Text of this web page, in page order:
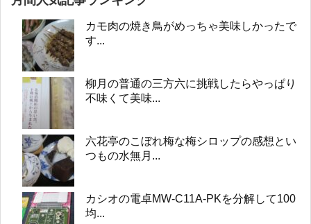
カモ肉の焼き鳥がめっちゃ美味しかったで
す...
柳月の普通の三方六に挑戦したらやっぱり
不味くて美味...
六花亭のこぼれ梅な梅シロップの感想とい
つもの水無月...
カシオの電卓MW-C11A-PKを分解して100
均...